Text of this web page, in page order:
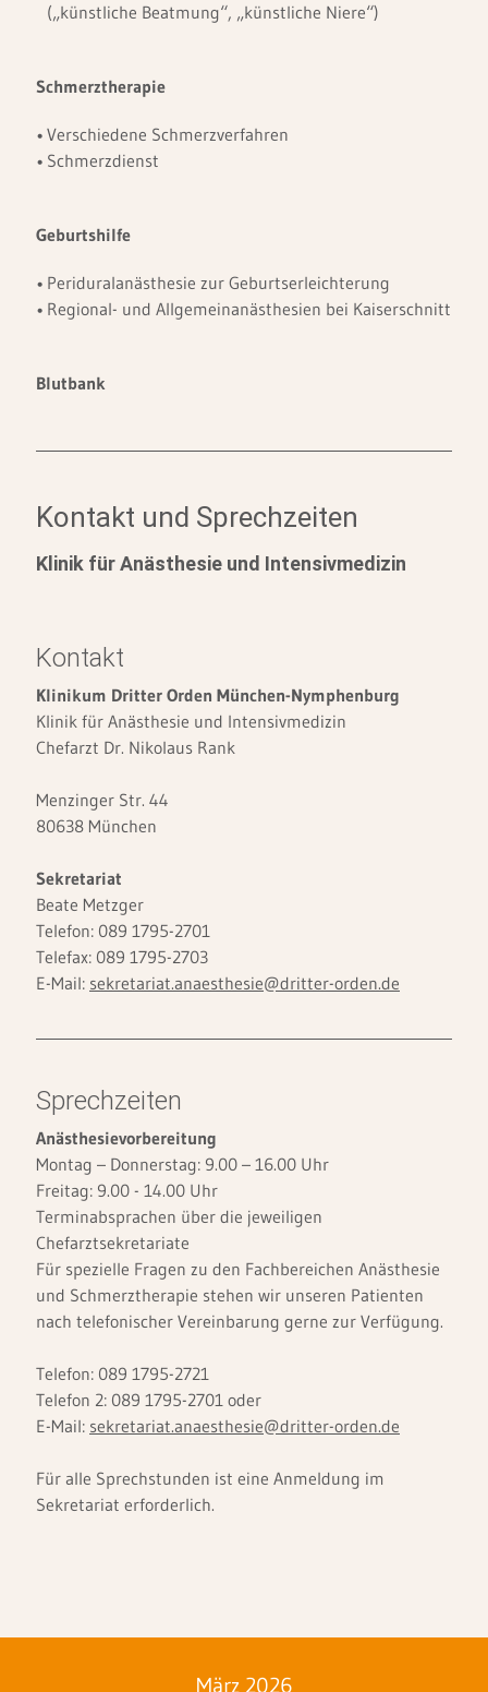
(„künstliche Beatmung“, „künstliche Niere“)
Schmerztherapie
Verschiedene Schmerzverfahren
Schmerzdienst
Geburtshilfe
Periduralanästhesie zur Geburtserleichterung
Regional- und Allgemeinanästhesien bei Kaiserschnitt
Blutbank
Kontakt und Sprechzeiten
Klinik für Anästhesie und Intensivmedizin
Kontakt
Klinikum Dritter Orden München-Nymphenburg
Klinik für Anästhesie und Intensivmedizin
Chefarzt Dr. Nikolaus Rank
Menzinger Str. 44
80638 München
Sekretariat
Beate Metzger
Telefon: 089 1795-2701
Telefax: 089 1795-2703
E-Mail: sekretariat.anaesthesie@dritter-orden.de
Sprechzeiten
Anästhesievorbereitung
Montag – Donnerstag: 9.00 – 16.00 Uhr
Freitag: 9.00 - 14.00 Uhr
Terminabsprachen über die jeweiligen
Chefarztsekretariate
Für spezielle Fragen zu den Fachbereichen Anästhesie
und Schmerztherapie stehen wir unseren Patienten
nach telefonischer Vereinbarung gerne zur Verfügung.
Telefon: 089 1795-2721
Telefon 2: 089 1795-2701 oder
E-Mail: sekretariat.anaesthesie@dritter-orden.de
Für alle Sprechstunden ist eine Anmeldung im
Sekretariat erforderlich.
März 2026